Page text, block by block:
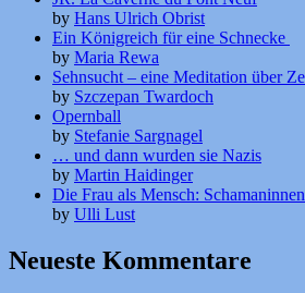
by Hans Ulrich Obrist
Ein Königreich für eine Schnecke
by Maria Rewa
Sehnsucht – eine Meditation über
by Szczepan Twardoch
Opernball
by Stefanie Sargnagel
… und dann wurden sie Nazis
by Martin Haidinger
Die Frau als Mensch: Schamaninnen
by Ulli Lust
Neueste Kommentare